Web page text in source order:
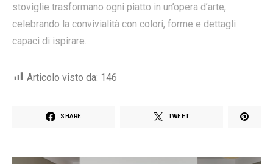
stoviglie trasformano ogni piatto in un’opera d’arte,
celebrando la convivialità con colori, forme e dettagli
capaci di ispirare.
Articolo visto da: 146
SHARE TWEET